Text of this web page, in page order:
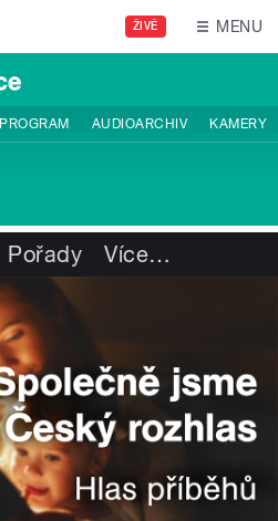
ŽIVĚ MENU
PROGRAM AUDIOARCHIV KAMERY
Pořady Více…